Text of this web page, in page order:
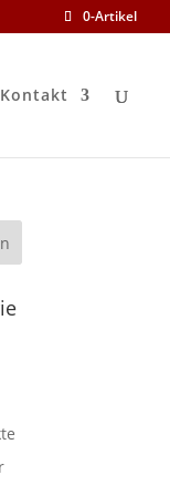
0-Artikel
Kontakt